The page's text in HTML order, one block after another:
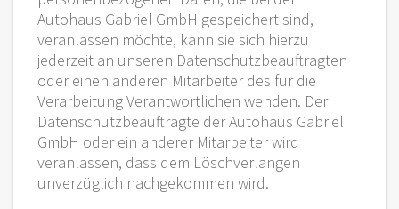
Autohaus Gabriel GmbH gespeichert sind,
veranlassen möchte, kann sie sich hierzu
jederzeit an unseren Datenschutzbeauftragten
oder einen anderen Mitarbeiter des für die
Verarbeitung Verantwortlichen wenden. Der
Datenschutzbeauftragte der Autohaus Gabriel
GmbH oder ein anderer Mitarbeiter wird
veranlassen, dass dem Löschverlangen
unverzüglich nachgekommen wird.